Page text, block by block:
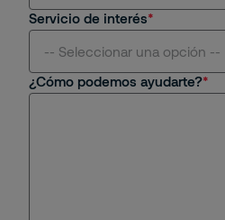
Centros Comerciales y Retail
Servicio de interés
-- Seleccionar una opción --
¿Cómo podemos ayudarte?